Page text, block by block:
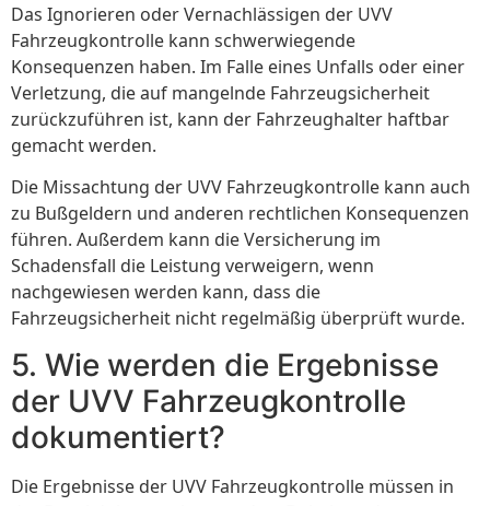
Das Ignorieren oder Vernachlässigen der UVV
Fahrzeugkontrolle kann schwerwiegende
Konsequenzen haben. Im Falle eines Unfalls oder einer
Verletzung, die auf mangelnde Fahrzeugsicherheit
zurückzuführen ist, kann der Fahrzeughalter haftbar
gemacht werden.
Die Missachtung der UVV Fahrzeugkontrolle kann auch
zu Bußgeldern und anderen rechtlichen Konsequenzen
führen. Außerdem kann die Versicherung im
Schadensfall die Leistung verweigern, wenn
nachgewiesen werden kann, dass die
Fahrzeugsicherheit nicht regelmäßig überprüft wurde.
5. Wie werden die Ergebnisse
der UVV Fahrzeugkontrolle
dokumentiert?
Die Ergebnisse der UVV Fahrzeugkontrolle müssen in